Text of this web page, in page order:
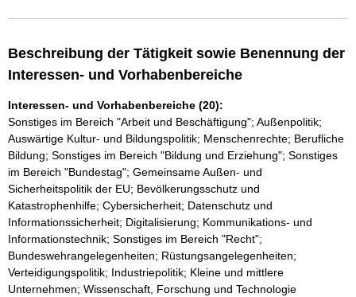
Beschreibung der Tätigkeit sowie Benennung der
Interessen- und Vorhabenbereiche
Interessen- und Vorhabenbereiche (20):
Sonstiges im Bereich "Arbeit und Beschäftigung"; Außenpolitik;
Auswärtige Kultur- und Bildungspolitik; Menschenrechte; Berufliche
Bildung; Sonstiges im Bereich "Bildung und Erziehung"; Sonstiges
im Bereich "Bundestag"; Gemeinsame Außen- und
Sicherheitspolitik der EU; Bevölkerungsschutz und
Katastrophenhilfe; Cybersicherheit; Datenschutz und
Informationssicherheit; Digitalisierung; Kommunikations- und
Informationstechnik; Sonstiges im Bereich "Recht";
Bundeswehrangelegenheiten; Rüstungsangelegenheiten;
Verteidigungspolitik; Industriepolitik; Kleine und mittlere
Unternehmen; Wissenschaft, Forschung und Technologie